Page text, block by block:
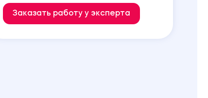
Заказать работу у эксперта